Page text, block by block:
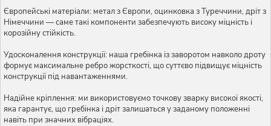
Європейські матеріали: метал з Європи, оцинковка з Туреччини, дріт з
Німеччини — саме такі компоненти забезпечують високу міцність і
корозійну стійкість.
Удосконалення конструкції: наша гребінка із заворотом навколо дроту
формує максимальне ребро жорсткості, що суттєво підвищує міцність
конструкції під навантаженнями.
Надійне кріплення: ми використовуємо точкову зварку високої якості,
яка гарантує, що гребінка і дріт залишаться у заданому положенні
навіть при значних вібраціях.